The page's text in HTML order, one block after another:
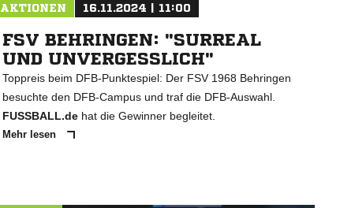
AKTIONEN 16.11.2024 | 11:00
FSV BEHRINGEN: "SURREAL
UND UNVERGESSLICH"
Toppreis beim DFB-Punktespiel: Der FSV 1968 Behringen
besuchte den DFB-Campus und traf die DFB-Auswahl.
FUSSBALL.de hat die Gewinner begleitet.
Mehr lesen